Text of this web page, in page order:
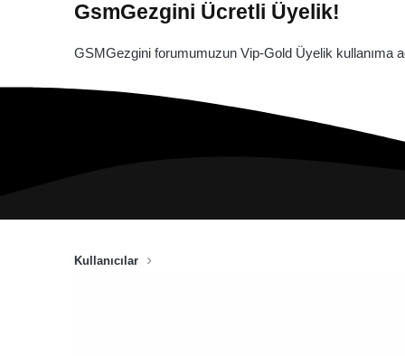
GsmGezgini Ücretli Üyelik!
GSMGezgini forumumuzun Vip-Gold Üyelik kullanıma
Kullanıcılar